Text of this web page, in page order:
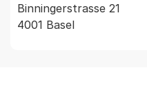
Binningerstrasse 21
4001 Basel